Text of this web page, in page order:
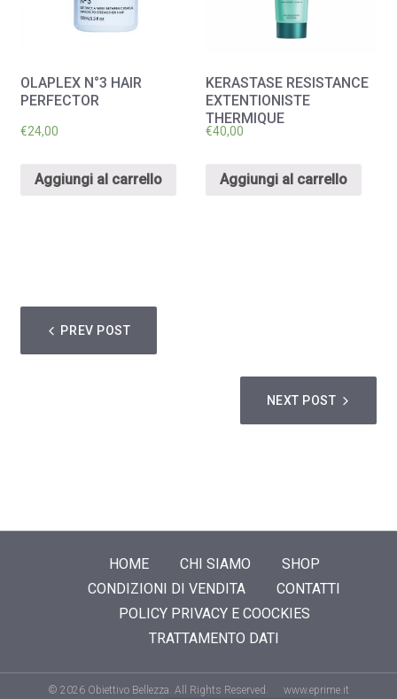
OLAPLEX N°3 HAIR
PERFECTOR
€24,00
Aggiungi al carrello
KERASTASE RESISTANCE
EXTENTIONISTE
THERMIQUE
€40,00
Aggiungi al carrello
PREV POST
NEXT POST
HOME CHI SIAMO
SHOP
CONDIZIONI DI VENDITA
CONTATTI
POLICY PRIVACY E COOCKIES
TRATTAMENTO DATI
© 2026 Obiettivo Bellezza. All Rights Reserved. www.eprime.it